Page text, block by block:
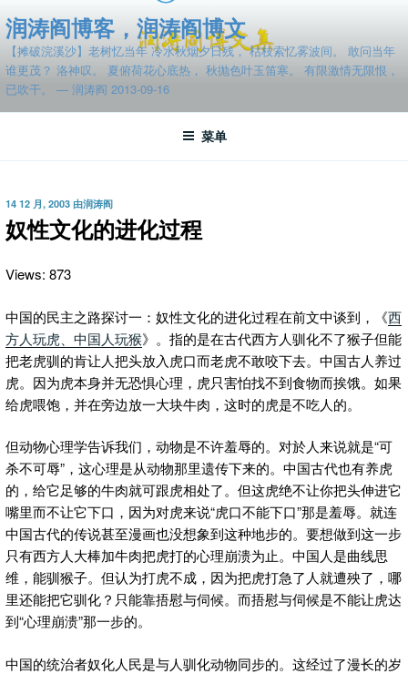
至
容
润涛阎博客，润涛阎博文
【摊破浣溪沙】老树忆当年 冷水秋烟夕日残， 枯枝索忆雾波间。 敢问当年
谁更茂？ 洛神叹。 夏俯荷花心底热， 秋抛色叶玉笛寒。 有限激情无限恨，
已吹干。 — 润涛阎 2013-09-16
菜单
发
布
于
14 12 月, 2003 由润涛阎
奴性文化的进化过程
Views: 873
中国的民主之路探讨一：奴性文化的进化过程在前文中谈到，《西
方人玩虎、中国人玩猴》。指的是在古代西方人驯化不了猴子但能
把老虎驯的肯让人把头放入虎口而老虎不敢咬下去。中国古人养过
虎。因为虎本身并无恐惧心理，虎只害怕找不到食物而挨饿。如果
给虎喂饱，并在旁边放一大块牛肉，这时的虎是不吃人的。
但动物心理学告诉我们，动物是不许羞辱的。对於人来说就是“可
杀不可辱”，这心理是从动物那里遗传下来的。中国古代也有养虎
的，给它足够的牛肉就可跟虎相处了。但这虎绝不让你把头伸进它
嘴里而不让它下口，因为对虎来说“虎口不能下口”那是羞辱。就连
中国古代的传说甚至漫画也没想象到这种地步的。要想做到这一步
只有西方人大棒加牛肉把虎打的心理崩溃为止。中国人是曲线思
维，能驯猴子。但认为打虎不成，因为把虎打急了人就遭殃了，哪
里还能把它驯化？只能靠捂慰与伺候。而捂慰与伺候是不能让虎达
到“心理崩溃”那一步的。
中国的统治者奴化人民是与人驯化动物同步的。这经过了漫长的岁